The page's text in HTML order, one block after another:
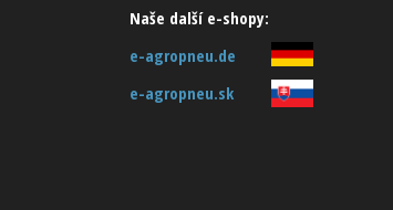
Naše další e-shopy:
e-agropneu.de
e-agropneu.sk